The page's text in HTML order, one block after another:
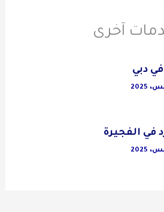
آخرى
دبي
في الفجيرة